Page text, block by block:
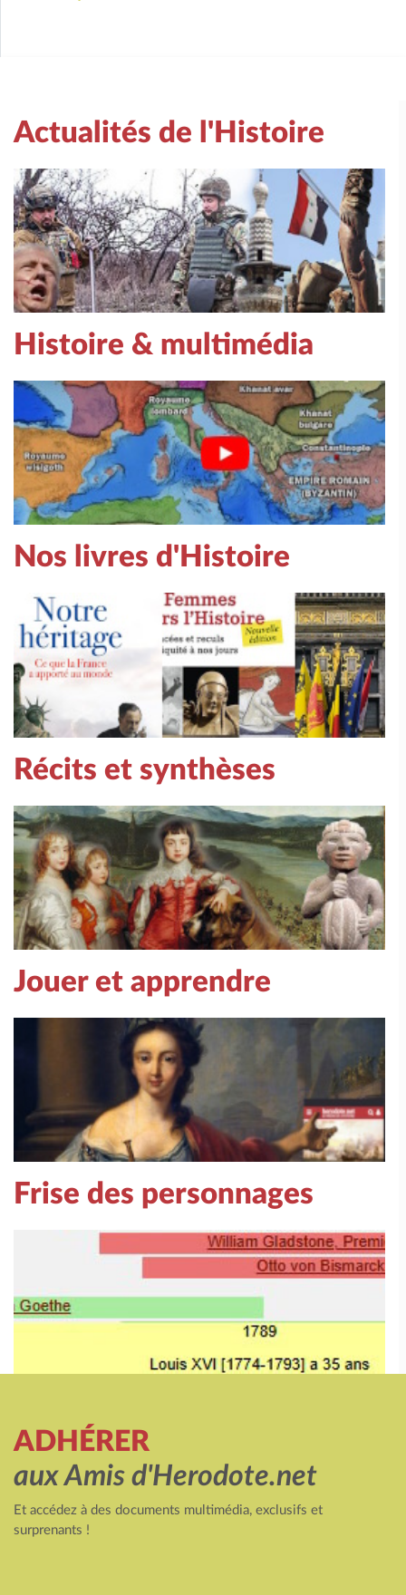
Actualités de l'Histoire
Histoire & multimédia
Nos livres d'Histoire
Récits et synthèses
Jouer et apprendre
Frise des personnages
ADHÉRER
aux Amis d'Herodote.net
Et accédez à des documents multimédia, exclusifs et
surprenants !